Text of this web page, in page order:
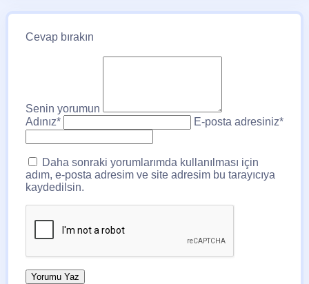
Cevap bırakın
Senin yorumun
Adınız* E-posta adresiniz*
Daha sonraki yorumlarımda kullanılması için
adım, e-posta adresim ve site adresim bu tarayıcıya
kaydedilsin.